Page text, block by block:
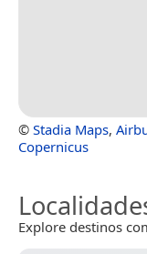
© Stadia Maps,
Copernicus
Explore destinos